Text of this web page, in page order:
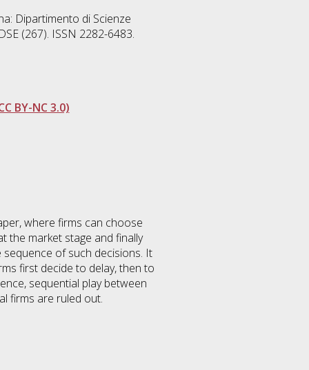
Dipartimento di Scienze
(267). ISSN 2282-6483.
BY-NC 3.0)
where firms can choose
the market stage and finally
of such decisions. It
first decide to delay, then to
sequential play between
firms are ruled out.